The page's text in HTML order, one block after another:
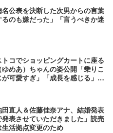
公表を決断した次男からの言葉
るのも嫌だった」「言うべきか迷
コでショッピングカートに座る
めあ）ちゃんの姿公開「乗りこ
可愛すぎ」「成長を感じる」の
田直人＆佐藤佳奈アナ、結婚発表
発表させていただきました」読売
活拠点変更のため